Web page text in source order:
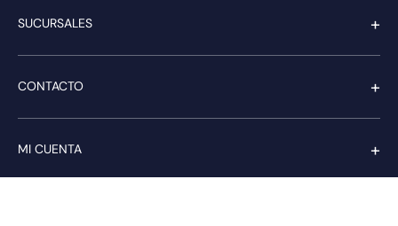
SUCURSALES +
CONTACTO +
MI CUENTA +